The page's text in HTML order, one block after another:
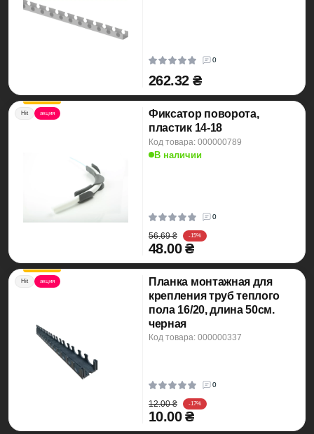
0
262.32 ₴
Hit акция
Фиксатор поворота,
пластик 14-18
Код товара: 000000789
В наличии
0
56.69 ₴ -15%
48.00 ₴
Hit акция
Планка монтажная для
крепления труб теплого
пола 16/20, длина 50см.
черная
Код товара: 000000337
0
12.00 ₴ -17%
10.00 ₴